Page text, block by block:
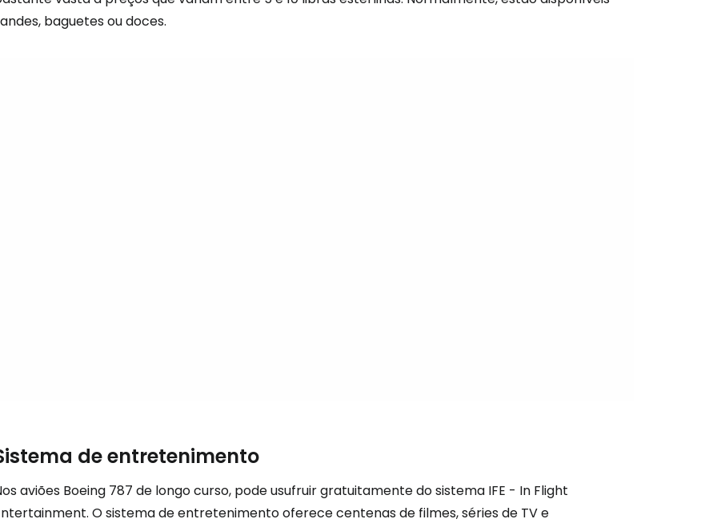
baguetes ou doces.
de entretenimento
aviões Boeing 787 de longo curso, pode usufruir gratuitamente do sistema IFE - In Flight
O sistema de entretenimento oferece centenas de filmes, séries de TV e